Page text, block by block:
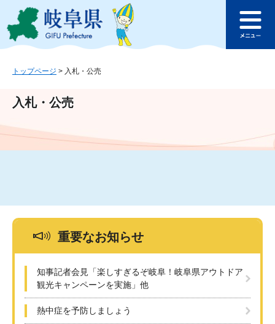
ジ
ュ
文
このページの本文へ
ュ
トップページ > 入札・公売
入札・公売
重要なお知らせ
知事記者会見「楽しすぎるぞ岐阜！岐阜県アウトドア
観光キャンペーンを実施」他
熱中症を予防しましょう